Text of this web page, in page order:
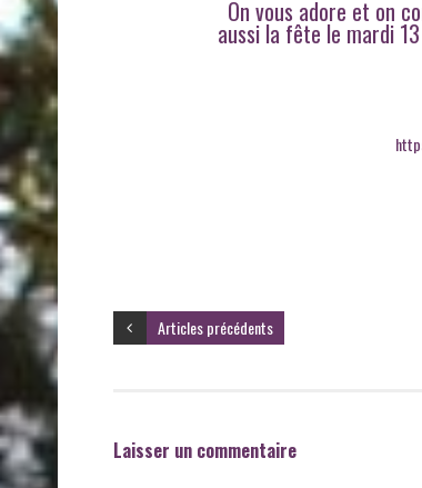
On vous adore et on
aussi la fête le mardi
Articles précédents
Laisser un commentaire